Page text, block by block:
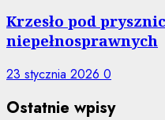
Krzesło pod
niepełnosprawnych
23 stycznia 2026 0
Ostatnie wpisy